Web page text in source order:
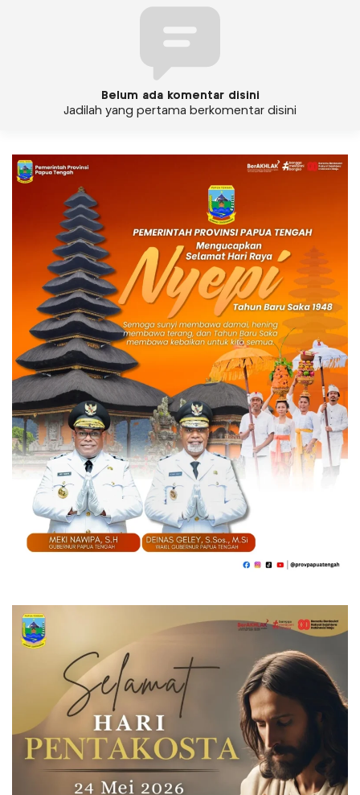
Belum ada komentar disini
Jadilah yang pertama berkomentar disini